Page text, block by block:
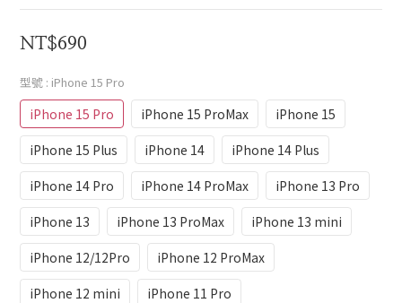
NT$690
型號 : iPhone 15 Pro
iPhone 15 Pro iPhone 15 ProMax
iPhone 15
iPhone 15 Plus
iPhone 14
iPhone 14 Plus
iPhone 14 Pro
iPhone 14 ProMax
iPhone 13 Pro
iPhone 13
iPhone 13 ProMax
iPhone 13 mini
iPhone 12/12Pro
iPhone 12 ProMax
iPhone 12 mini
iPhone 11 Pro